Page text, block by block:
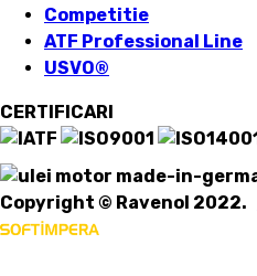
Competitie
ATF Professional Line
USVO®
CERTIFICARI
Copyright © Ravenol 2022.